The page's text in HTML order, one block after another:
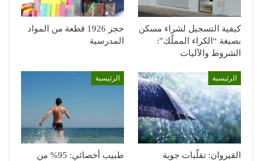
كيفية التسجيل لشراء مسكن
بصيغة “الكراء المملّك”:
الشروط والآليات
حجز 1926 قطعة من المواد
المدرسية
الرئيسية
القيروان: تقلّبات جوية
الرئيسية
طبيب أخصائي: 95% من